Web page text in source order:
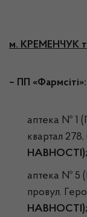
м. КРЕМЕНЧУК та
– ПП «Фармсіті»:
аптека № 1
квартал
НАВНОСТІ);
аптека № 5
провул.
НАВНОСТІ);